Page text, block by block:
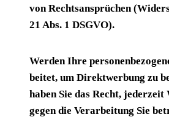
von Rechts­an­sprü­chen
21 Abs. 1 DSGVO).
Wer­den Ihre
bei­tet, um Direkt­wer­bung zu
haben Sie das Recht,
gegen die Ver­ar­bei­tung Sie